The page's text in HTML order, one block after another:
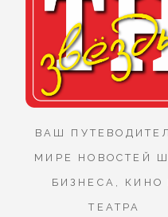
ВАШ
МИРЕ НОВОСТЕЙ
БИЗНЕСА, КИНО
ТЕАТРА